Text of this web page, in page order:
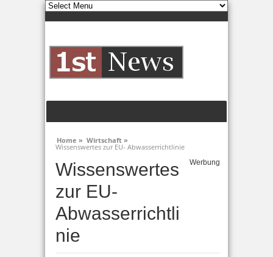
Home » Wirtschaft »
Wissenswertes zur EU- Abwasserrichtlinie
Wissenswertes
zur EU-
Abwasserrichtli
nie
Werbung